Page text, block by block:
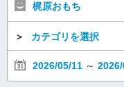
梶原おもち
＞ カテゴリを選択
2026/05/11 ～